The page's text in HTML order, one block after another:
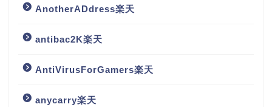
AnotherADdress楽天
antibac2K楽天
AntiVirusForGamers楽天
anycarry楽天